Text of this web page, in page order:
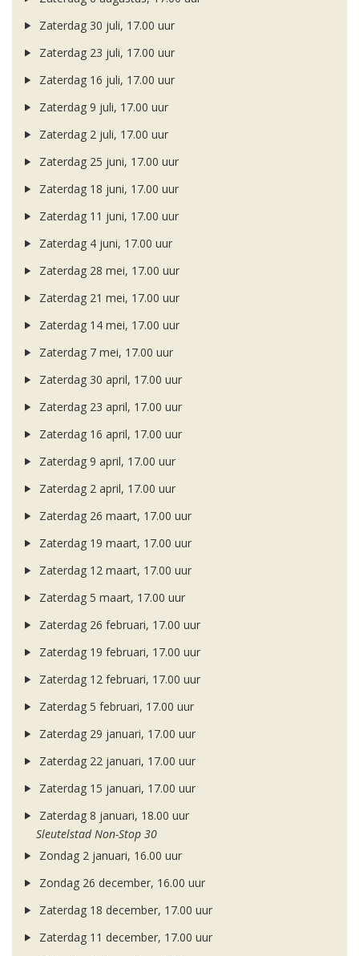
Zaterdag 30 juli, 17.00 uur
Zaterdag 23 juli, 17.00 uur
Zaterdag 16 juli, 17.00 uur
Zaterdag 9 juli, 17.00 uur
Zaterdag 2 juli, 17.00 uur
Zaterdag 25 juni, 17.00 uur
Zaterdag 18 juni, 17.00 uur
Zaterdag 11 juni, 17.00 uur
Zaterdag 4 juni, 17.00 uur
Zaterdag 28 mei, 17.00 uur
Zaterdag 21 mei, 17.00 uur
Zaterdag 14 mei, 17.00 uur
Zaterdag 7 mei, 17.00 uur
Zaterdag 30 april, 17.00 uur
Zaterdag 23 april, 17.00 uur
Zaterdag 16 april, 17.00 uur
Zaterdag 9 april, 17.00 uur
Zaterdag 2 april, 17.00 uur
Zaterdag 26 maart, 17.00 uur
Zaterdag 19 maart, 17.00 uur
Zaterdag 12 maart, 17.00 uur
Zaterdag 5 maart, 17.00 uur
Zaterdag 26 februari, 17.00 uur
Zaterdag 19 februari, 17.00 uur
Zaterdag 12 februari, 17.00 uur
Zaterdag 5 februari, 17.00 uur
Zaterdag 29 januari, 17.00 uur
Zaterdag 22 januari, 17.00 uur
Zaterdag 15 januari, 17.00 uur
Zaterdag 8 januari, 18.00 uur
Sleutelstad Non-Stop 30
Zondag 2 januari, 16.00 uur
Zondag 26 december, 16.00 uur
Zaterdag 18 december, 17.00 uur
Zaterdag 11 december, 17.00 uur